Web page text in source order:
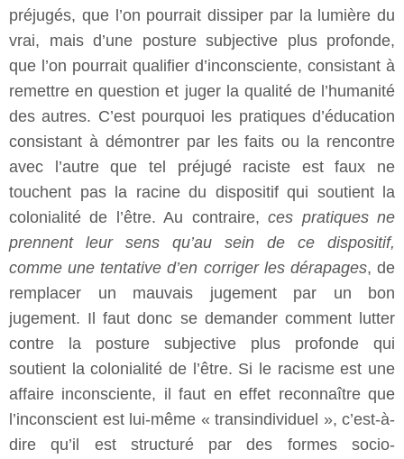
préjugés, que l’on pourrait dissiper par la lumière du
vrai, mais d’une posture subjective plus profonde,
que l’on pourrait qualifier d’inconsciente, consistant à
remettre en question et juger la qualité de l’humanité
des autres. C’est pourquoi les pratiques d’éducation
consistant à démontrer par les faits ou la rencontre
avec l’autre que tel préjugé raciste est faux ne
touchent pas la racine du dispositif qui soutient la
colonialité de l’être. Au contraire,ces pratiques ne
prennent leur sens qu’au sein de ce dispositif,
comme une tentative d’en corriger les dérapages, de
remplacer un mauvais jugement par un bon
jugement. Il faut donc se demander comment lutter
contre la posture subjective plus profonde qui
soutient la colonialité de l’être. Si le racisme est une
affaire inconsciente, il faut en effet reconnaître que
l’inconscient est lui-même « transindividuel », c’est-à-
dire qu’il est structuré par des formes socio-